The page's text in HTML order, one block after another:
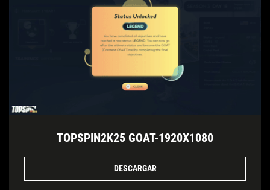
TOPSPIN2K25 GOAT-1920X1080
DESCARGAR